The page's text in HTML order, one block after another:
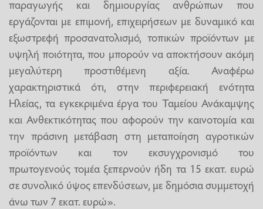
παραγωγής και δημιουργίας ανθρώπων που
εργάζονται με επιμονή, επιχειρήσεων με δυναμικό και
εξωστρεφή προσανατολισμό, τοπικών προϊόντων με
υψηλή ποιότητα, που μπορούν να αποκτήσουν ακόμη
μεγαλύτερη προστιθέμενη αξία. Αναφέρω
χαρακτηριστικά ότι, στην περιφερειακή ενότητα
Ηλείας, τα εγκεκριμένα έργα του Ταμείου Ανάκαμψης
και Ανθεκτικότητας που αφορούν την καινοτομία και
την πράσινη μετάβαση στη μεταποίηση αγροτικών
προϊόντων και τον εκσυγχρονισμό του
πρωτογενούς τομέα ξεπερνούν ήδη τα 15 εκατ. ευρώ
σε συνολικό ύψος επενδύσεων, με δημόσια συμμετοχή
άνω των 7 εκατ. ευρώ».